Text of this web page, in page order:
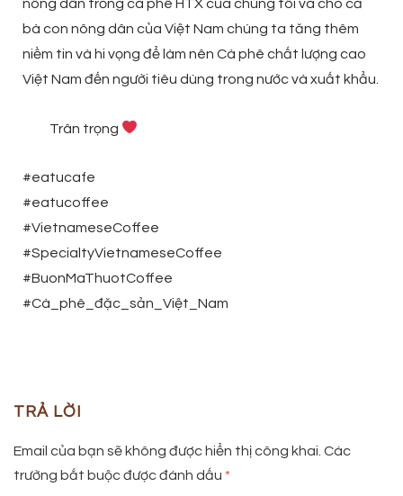
nông dân trồng cà phê HTX của chúng tôi và cho cả
bà con nông dân của Việt Nam chúng ta tăng thêm
niềm tin và hi vọng để làm nên Cà phê chất lượng cao
Việt Nam đến người tiêu dùng trong nước và xuất khẩu.
Trân trọng
#eatucafe
#eatucoffee
#VietnameseCoffee
#SpecialtyVietnameseCoffee
#BuonMaThuotCoffee
#Cà_phê_đặc_sản_Việt_Nam
TRẢ LỜI
Email của bạn sẽ không được hiển thị công khai. Các
trường bắt buộc được đánh dấu *